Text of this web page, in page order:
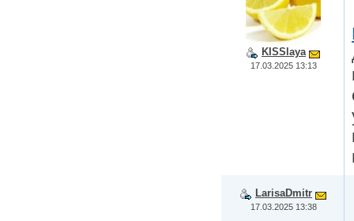
KISSlaya
17.03.2025 13:13
LarisaDmitr
17.03.2025 13:38